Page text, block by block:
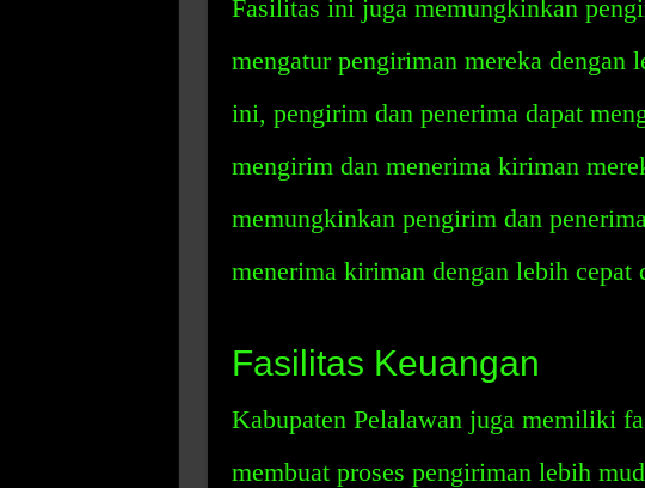
Fasilitas ini juga memungkinkan
mengatur pengiriman mereka dengan
ini, pengirim dan penerima dapat
mengirim dan menerima kiriman
memungkinkan pengirim dan
menerima kiriman dengan lebih cepat
Fasilitas Keuangan
Kabupaten Pelalawan juga memiliki
membuat proses pengiriman lebih